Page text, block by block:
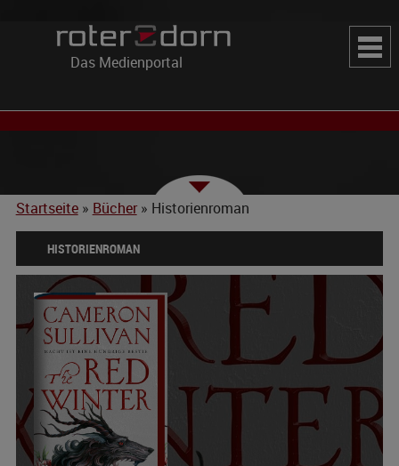
Das Medienportal
Startseite» Bücher» Historienroman
HISTORIENROMAN